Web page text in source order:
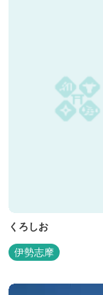
くろしお
伊勢志摩